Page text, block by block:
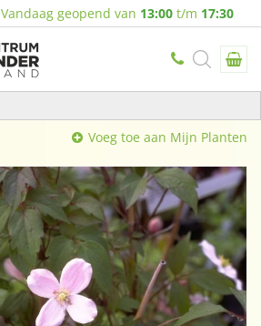
Vandaag geopend van 13:00 t/m 17:30
Voeg toe aan Mijn Planten